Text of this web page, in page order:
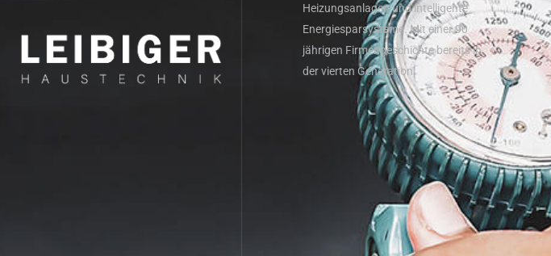
Heizungsanlagen und intelligente
Energiesparsysteme. Mit einer 90
jährigen Firmengeschichte bereits in
der vierten Generation.